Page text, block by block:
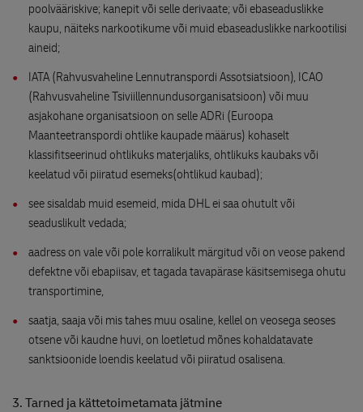
poolvääriskive; kanepit või selle derivaate; või ebaseaduslikke
kaupu, näiteks narkootikume või muid ebaseaduslikke narkootilisi
aineid;
IATA (Rahvusvaheline Lennutranspordi Assotsiatsioon), ICAO
(Rahvusvaheline Tsiviillennundusorganisatsioon) või muu
asjakohane organisatsioon on selle ADRi (Euroopa
Maanteetranspordi ohtlike kaupade määrus) kohaselt
klassifitseerinud ohtlikuks materjaliks, ohtlikuks kaubaks või
keelatud või piiratud esemeks(ohtlikud kaubad);
see sisaldab muid esemeid, mida DHL ei saa ohutult või
seaduslikult vedada;
aadress on vale või pole korralikult märgitud või on veose pakend
defektne või ebapiisav, et tagada tavapärase käsitsemisega ohutu
transportimine,
saatja, saaja või mis tahes muu osaline, kellel on veosega seoses
otsene või kaudne huvi, on loetletud mõnes kohaldatavate
sanktsioonide loendis keelatud või piiratud osalisena.
3. Tarned ja kättetoimetamata jätmine